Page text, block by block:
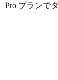
プランで